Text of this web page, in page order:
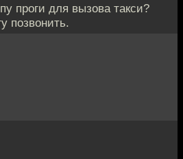
проги для вызова такси?
позвонить.